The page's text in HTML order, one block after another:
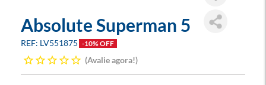
Absolute Superman 5
LV551875 -10% OFF
Avalie agora!